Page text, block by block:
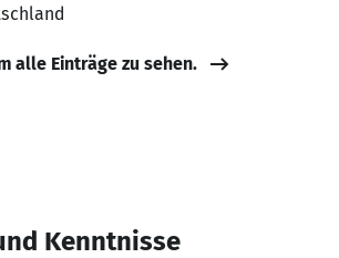
alle Einträge zu sehen.
Kenntnisse